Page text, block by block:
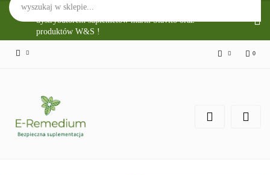
Sklep Internetowy E-Remedium jest głównym
dystrybutorem suplemetów marki Slavito oraz
produktów W&S !
0